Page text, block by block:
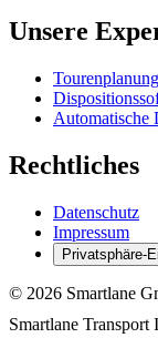
Unsere
Tourenplanung
Automatische
Rechtliches
Datenschutz
Impressum
Privatsphäre-
© 2026 Smartlane
Smartlane Transport